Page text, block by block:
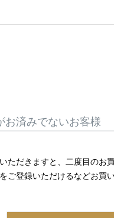
お済みでないお客様
ただきますと、二度目のお
ご登録いただけるなどお買